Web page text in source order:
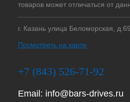
товаров может отличаться от
г. Казань улица Беломорская,
Посмотреть на карте
+7 (843) 526-71-92
Email: info@bars-drives.ru